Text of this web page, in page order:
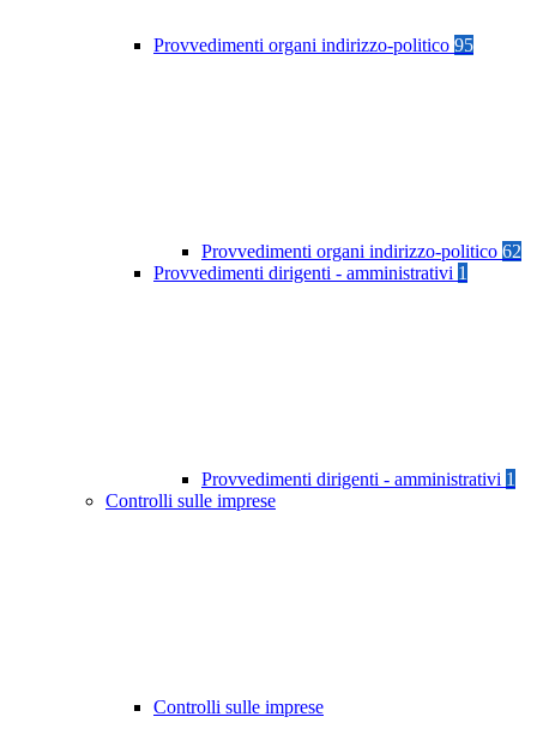
Provvedimenti organi indirizzo-politico 95
Provvedimenti organi indirizzo-politico 62
Provvedimenti dirigenti - amministrativi 1
Provvedimenti dirigenti - amministrativi 1
Controlli sulle imprese
Controlli sulle imprese